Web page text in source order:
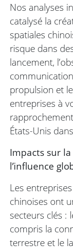
Nos analyses
catalysé la
spatiales
risque dans
lancement,
propulsion et
entreprises à
États-Unis
Impacts sur
l’influence
Les
chinoises ont
secteurs clés :
compris la
terrestre et le